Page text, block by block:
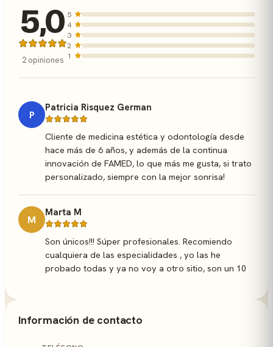
5,0
2 opiniones
5
4
3
2
1
P
Patricia Risquez German
Cliente de medicina estética y odontología desde
hace más de 6 años, y además de la continua
innovación de FAMED, lo que más me gusta, si trato
personalizado, siempre con la mejor sonrisa!
M
Marta M
Son únicos!!! Súper profesionales. Recomiendo
cualquiera de las especialidades , yo las he
probado todas y ya no voy a otro sitio, son un 10
Información de contacto